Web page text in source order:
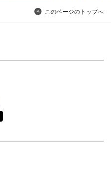
このページのトップへ